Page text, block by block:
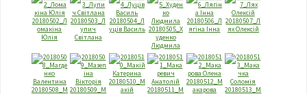
20180502_Л
омакіна
Юлія
20180503_Л
упич
Світлана
20180504_Л
уців Василь 20180505_Х
уденко
Людмила
20180506_Л
ягіна Інна
20180507_Л
ях Олексій
20180508_М 20180509_М
20180510_М
акій
20180511_М
20180512_М
акарова
20180513_М